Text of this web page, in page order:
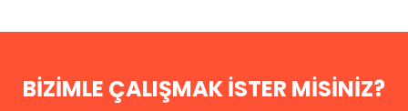
BIZIMLE ÇALIŞMAK ISTER MISINIZ?